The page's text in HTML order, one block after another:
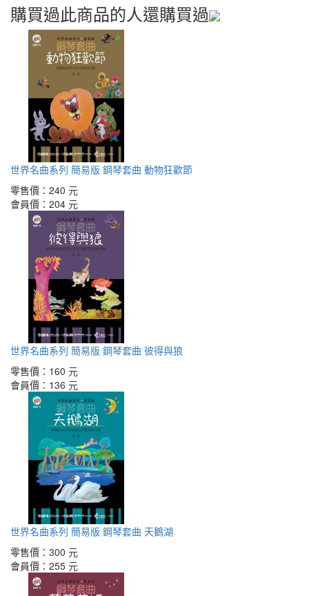
購買過此商品的人還購買過
世界名曲系列 簡易版 鋼琴套曲 動物狂歡節
零售價： 240 元
會員價： 204 元
世界名曲系列 簡易版 鋼琴套曲 彼得與狼
零售價： 160 元
會員價： 136 元
世界名曲系列 簡易版 鋼琴套曲 天鵝湖
零售價： 300 元
會員價： 255 元